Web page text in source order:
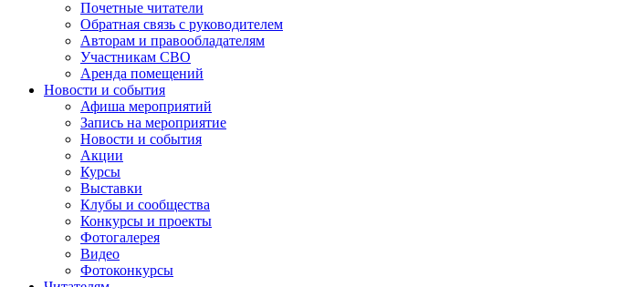
Почетные читатели
Обратная связь с руководителем
Авторам и правообладателям
Участникам СВО
Аренда помещений
Новости и события
Афиша мероприятий
Запись на мероприятие
Новости и события
Акции
Курсы
Выставки
Клубы и сообщества
Конкурсы и проекты
Фотогалерея
Видео
Фотоконкурсы